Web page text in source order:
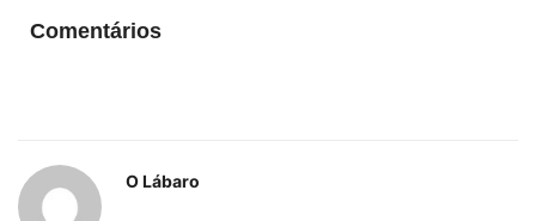
Comentários
O Lábaro